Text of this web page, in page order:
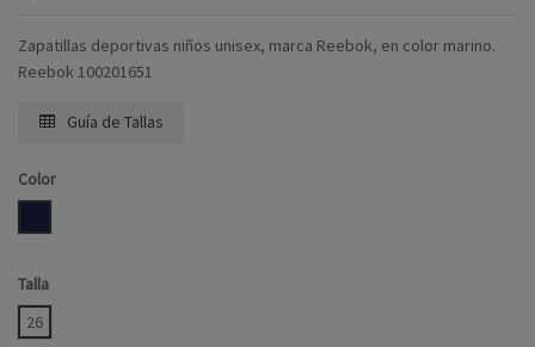
Zapatillas deportivas niños unisex, marca Reebok, en color marino.
Reebok 100201651
Guía de Tallas
Color
Talla
26